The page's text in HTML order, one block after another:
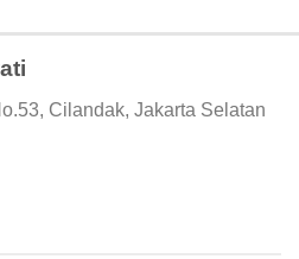
Cilandak, Jakarta Selatan